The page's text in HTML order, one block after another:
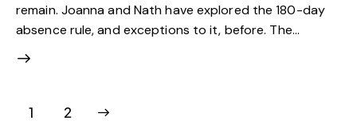
remain. Joanna and Nath have explored the 180-day
absence rule, and exceptions to it, before. The…
1 2